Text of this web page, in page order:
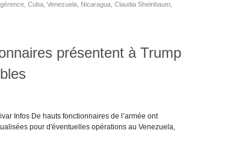
Cuba Venezuela Nicaragua Claudia Sheinbaum
présentent à Trump
Infos De hauts fonctionnaires de l’armée ont
pour d'éventuelles opérations au Venezuela,